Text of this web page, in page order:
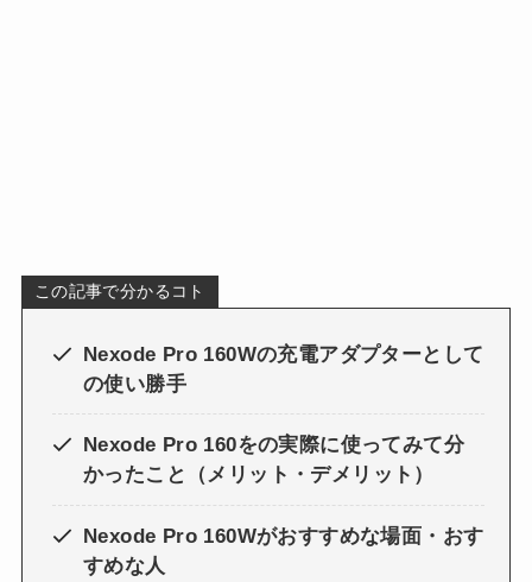
この記事で分かるコト
Nexode Pro 160Wの充電アダプターとして
の使い勝手
Nexode Pro 160をの実際に使ってみて分
かったこと（メリット・デメリット）
Nexode Pro 160Wがおすすめな場面・おす
すめな人